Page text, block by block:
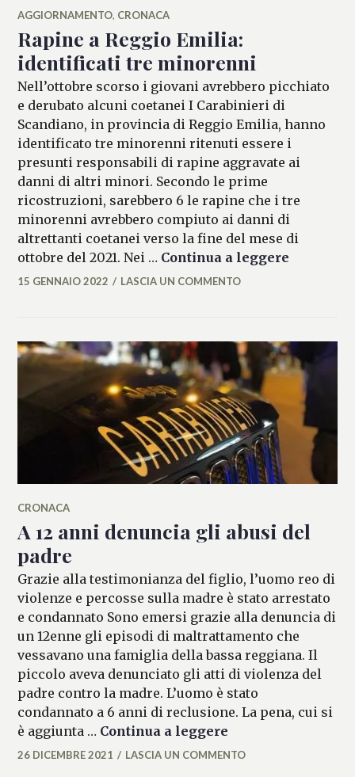
AGGIORNAMENTO, CRONACA
Rapine a Reggio Emilia:
identificati tre minorenni
Nell’ottobre scorso i giovani avrebbero picchiato
e derubato alcuni coetanei I Carabinieri di
Scandiano, in provincia di Reggio Emilia, hanno
identificato tre minorenni ritenuti essere i
presunti responsabili di rapine aggravate ai
danni di altri minori. Secondo le prime
ricostruzioni, sarebbero 6 le rapine che i tre
minorenni avrebbero compiuto ai danni di
altrettanti coetanei verso la fine del mese di
ottobre del 2021. Nei … Continua a leggere
FRANCESCA
15 GENNAIO 2022 LASCIA UN COMMENTO
CRONACA
A 12 anni denuncia gli abusi del
padre
Grazie alla testimonianza del figlio, l’uomo reo di
violenze e percosse sulla madre è stato arrestato
e condannato Sono emersi grazie alla denuncia di
un 12enne gli episodi di maltrattamento che
vessavano una famiglia della bassa reggiana. Il
piccolo aveva denunciato gli atti di violenza del
padre contro la madre. L’uomo è stato
condannato a 6 anni di reclusione. La pena, cui si
è aggiunta … Continua a leggere
MARIANNA
26 DICEMBRE 2021 LASCIA UN COMMENTO